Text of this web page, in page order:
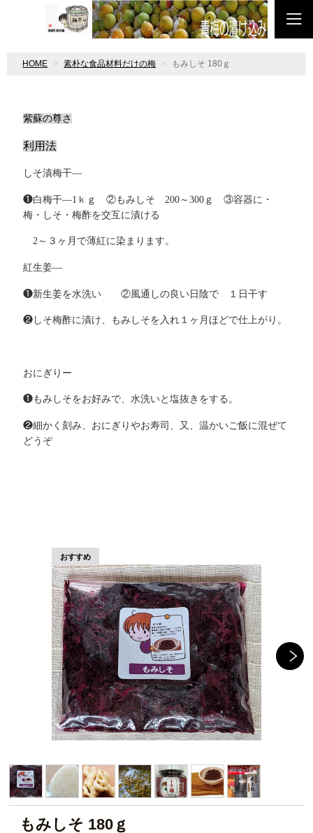
HOME 素朴な食品材料だけの梅 もみしそ 180ｇ
紫蘇の尊さ
利用法
しそ漬梅干―
❶白梅干―1 ｋｇ ②もみしそ 200 ～300 ｇ ③容器に・
梅・しそ・梅酢を交互に漬ける
2 ～３ヶ月で薄紅に染まります。
紅生姜―
❶新生姜を水洗い ②風通しの良い日陰で １日干す
❷しそ梅酢に漬け、もみしそを入れ１ヶ月ほどで仕上がり。
おにぎりー
❶もみしそをお好みで、水洗いと塩抜きをする。
❷細かく刻み、おにぎりやお寿司、又、温かいご飯に混ぜて
どうぞ
もみしそ 180ｇ